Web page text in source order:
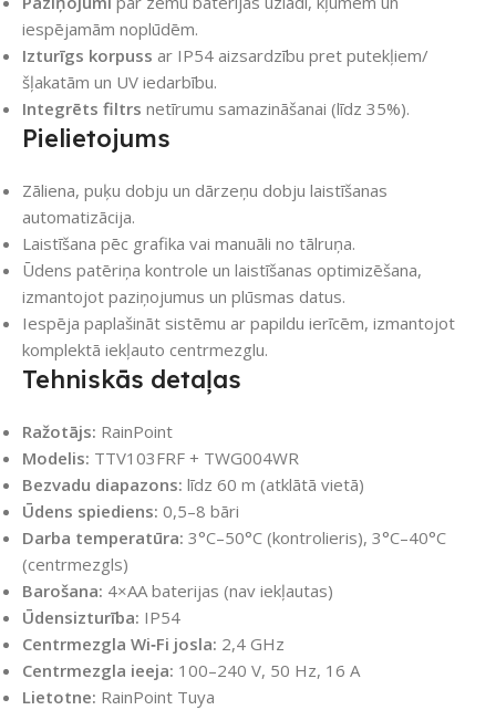
iespējamām noplūdēm.
Izturīgs korpuss ar IP54 aizsardzību pret putekļiem/
šļakatām un UV iedarbību.
Integrēts filtrs netīrumu samazināšanai (līdz 35%).
Pielietojums
Zāliena, puķu dobju un dārzeņu dobju laistīšanas
automatizācija.
Laistīšana pēc grafika vai manuāli no tālruņa.
Ūdens patēriņa kontrole un laistīšanas optimizēšana,
izmantojot paziņojumus un plūsmas datus.
Iespēja paplašināt sistēmu ar papildu ierīcēm, izmantojot
komplektā iekļauto centrmezglu.
Tehniskās detaļas
Ražotājs: RainPoint
Modelis: TTV103FRF + TWG004WR
Bezvadu diapazons: līdz 60 m (atklātā vietā)
Ūdens spiediens: 0,5–8 bāri
Darba temperatūra: 3°C–50°C (kontrolieris), 3°C–40°C
(centrmezgls)
Barošana: 4×AA baterijas (nav iekļautas)
Ūdensizturība: IP54
Centrmezgla Wi‑Fi josla: 2,4 GHz
Centrmezgla ieeja: 100–240 V, 50 Hz, 16 A
Lietotne: RainPoint Tuya